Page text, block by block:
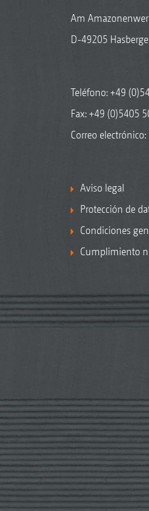
Am
D-49205
Teléfono:+49
Fax: +49 (0)5405
Correo electrónico:
Aviso legal
Protección de
Condiciones
Cumplimiento